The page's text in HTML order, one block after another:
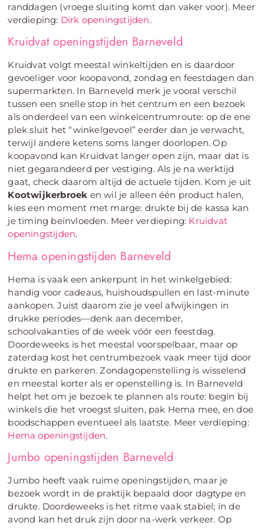
randdagen (vroege sluiting komt dan vaker voor). Meer
verdieping: Dirk openingstijden.
Kruidvat openingstijden Barneveld
Kruidvat volgt meestal winkeltijden en is daardoor
gevoeliger voor koopavond, zondag en feestdagen dan
supermarkten. In Barneveld merk je vooral verschil
tussen een snelle stop in het centrum en een bezoek
als onderdeel van een winkelcentrumroute: op de ene
plek sluit het “winkelgevoel” eerder dan je verwacht,
terwijl andere ketens soms langer doorlopen. Op
koopavond kan Kruidvat langer open zijn, maar dat is
niet gegarandeerd per vestiging. Als je na werktijd
gaat, check daarom altijd de actuele tijden. Kom je uit
Kootwijkerbroek en wil je alleen één product halen,
kies een moment met marge: drukte bij de kassa kan
je timing beïnvloeden. Meer verdieping: Kruidvat
openingstijden.
Hema openingstijden Barneveld
Hema is vaak een ankerpunt in het winkelgebied:
handig voor cadeaus, huishoudspullen en last-minute
aankopen. Juist daarom zie je veel afwijkingen in
drukke periodes—denk aan december,
schoolvakanties of de week vóór een feestdag.
Doordeweeks is het meestal voorspelbaar, maar op
zaterdag kost het centrumbezoek vaak meer tijd door
drukte en parkeren. Zondagopenstelling is wisselend
en meestal korter als er openstelling is. In Barneveld
helpt het om je bezoek te plannen als route: begin bij
winkels die het vroegst sluiten, pak Hema mee, en doe
boodschappen eventueel als laatste. Meer verdieping:
Hema openingstijden.
Jumbo openingstijden Barneveld
Jumbo heeft vaak ruime openingstijden, maar je
bezoek wordt in de praktijk bepaald door dagtype en
drukte. Doordeweeks is het ritme vaak stabiel; in de
avond kan het druk zijn door na-werk verkeer. Op